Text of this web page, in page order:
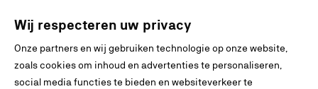
Beroep gevonden?
Doe de doekoetest
Wij respecteren uw privacy
Onze partners en wij gebruiken technologie op onze website,
zoals cookies om inhoud en advertenties te personaliseren,
social media functies te bieden en websiteverkeer te